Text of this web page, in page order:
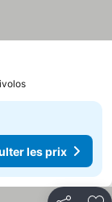
les prix